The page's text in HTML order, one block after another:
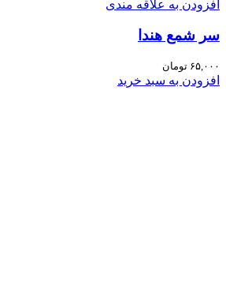
افزودن به علاقه مندی
سر شمع هندا
۶۵,۰۰۰ تومان
افزودن به سبد خرید